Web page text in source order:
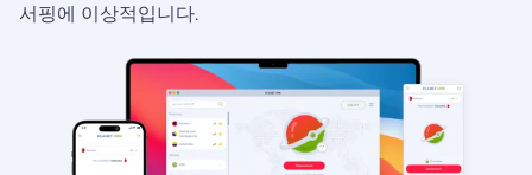
서핑에 이상적입니다.